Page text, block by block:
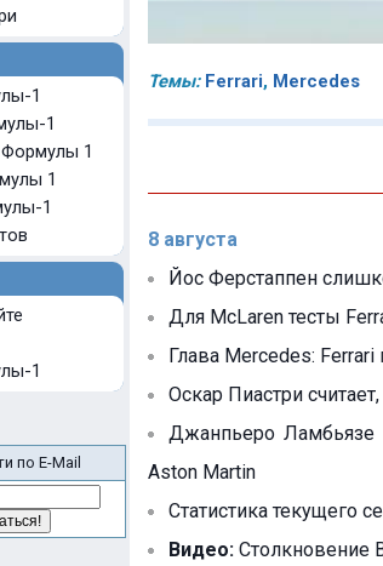
1
1
1
1
1
1
по E-Mail
Темы: Ferrari, Mercedes
8 августа
Йос Ферстаппен
Для McLaren тесты
Глава Mercedes:
Оскар Пиастри
Джанпьеро
Aston Martin
Статистика текущего
Видео: Столкновение